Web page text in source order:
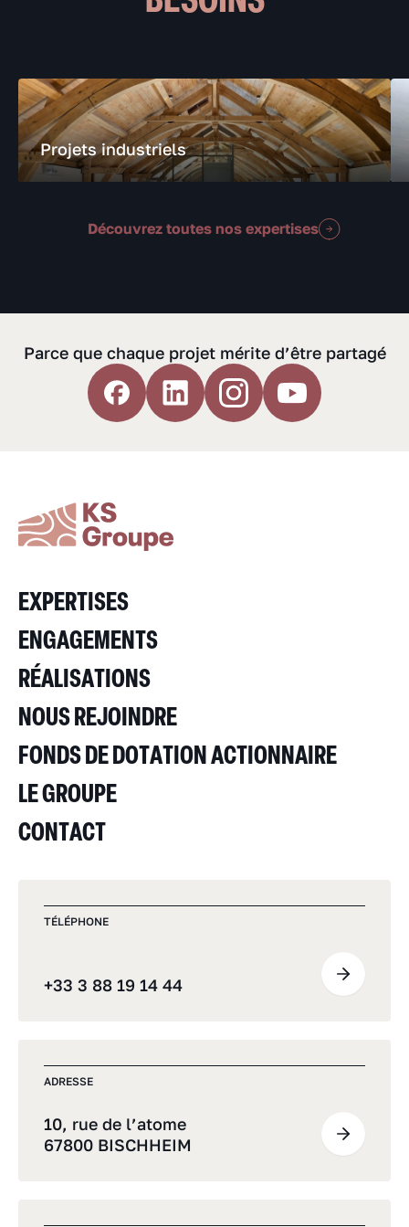
Projets industriels
Découvrez toutes nos expertises
Parce que chaque projet mérite d’être partagé
EXPERTISES
ENGAGEMENTS
RÉALISATIONS
NOUS REJOINDRE
FONDS DE DOTATION ACTIONNAIRE
LE GROUPE
CONTACT
TÉLÉPHONE
+33 3 88 19 14 44
ADRESSE
10, rue de l’atome
67800 BISCHHEIM